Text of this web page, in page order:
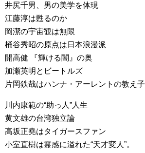
井尻千男、男の美学を体現
江藤淳は甦るのか
岡潔の宇宙観は無限
桶谷秀昭の原点は日本浪漫派
開高健 『輝ける闇』の奥
加瀬英明とビートルズ
片岡鉄哉はハンナ・アーレントの教え子
川内康範の“助っ人”人生
黄文雄の台湾独立論
高坂正堯はタイガースファン
小室直樹は霊感に溢れた“天才変人”。